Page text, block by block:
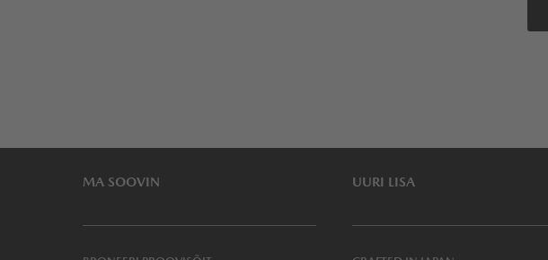
MA SOOVIN UURI LISA